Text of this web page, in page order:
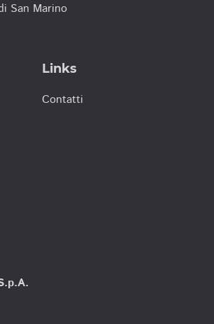
San Marino
Links
Contatti